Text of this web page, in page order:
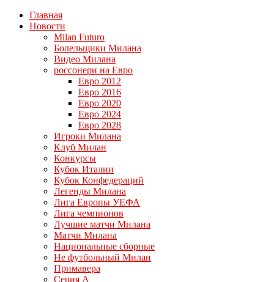
Главная
Новости
Milan Futuro
Болельщики Милана
Видео Милана
россонери на Евро
Евро 2012
Евро 2016
Евро 2020
Евро 2024
Евро 2028
Игроки Милана
Клуб Милан
Конкурсы
Кубок Италии
Кубок Конфедераций
Легенды Милана
Лига Европы УЕФА
Лига чемпионов
Лучшие матчи Милана
Матчи Милана
Национальные сборные
Не футбольный Милан
Примавера
Серия А